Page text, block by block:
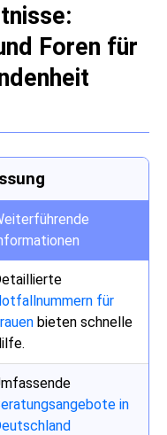
Foren für
für
bieten schnelle
in